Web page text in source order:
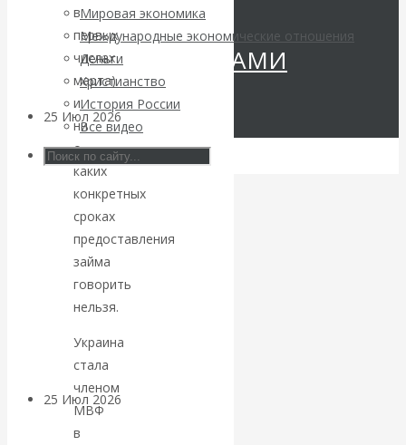
Мировая экономика
Международные экономические отношения
Деньги
Христианство
История России
Все видео
КРИПТОВАЛЮТАМИ
25 Июл 2026Геополитика
Валентин
КАтасонов.
Может ли
Америка
покинуть НАТО?
25 Июл 2026
в
первых
числах
марта)
и
ни
о
каких
конкретных
сроках
предоставления
займа
говорить
нельзя.
Украина
стала
членом
МВФ
в